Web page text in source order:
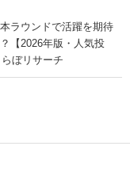
ラウンドで活躍を期待
【2026年版・人気投
ぼリサーチ